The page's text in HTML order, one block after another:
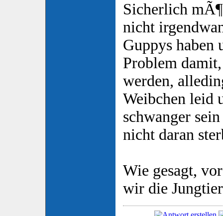
Sicherlich
nicht
Guppys haben
Problem
werden,
Weibchen leid
schwanger
nicht daran
Wie gesagt,
wir die